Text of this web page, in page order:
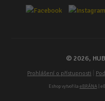
© 2026,
Prohlášení o přístupnosti
Eshop vytvořila eBRÁNA|